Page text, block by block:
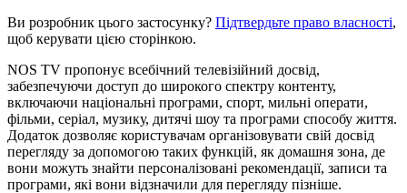
Ви розробник цього застосунку? Підтвердьте право власності,
щоб керувати цією сторінкою.
NOS TV пропонує всебічний телевізійний досвід,
забезпечуючи доступ до широкого спектру контенту,
включаючи національні програми, спорт, мильні операти,
фільми, серіал, музику, дитячі шоу та програми способу життя.
Додаток дозволяє користувачам організовувати свій досвід
перегляду за допомогою таких функцій, як домашня зона, де
вони можуть знайти персоналізовані рекомендації, записи та
програми, які вони відзначили для перегляду пізніше.